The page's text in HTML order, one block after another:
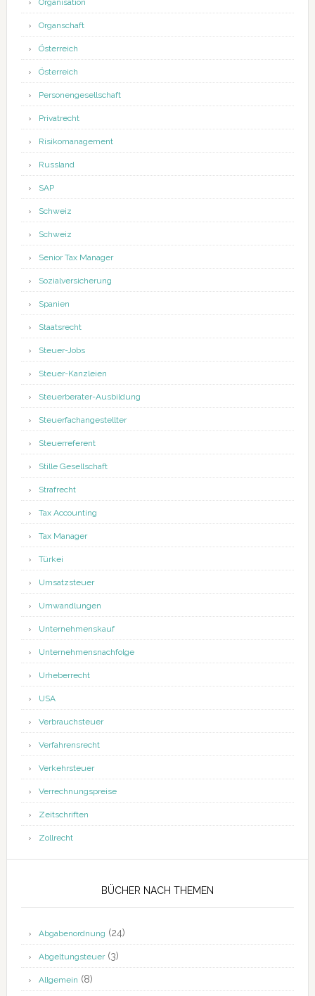
Organisation
Organschaft
Österreich
Österreich
Personengesellschaft
Privatrecht
Risikomanagement
Russland
SAP
Schweiz
Schweiz
Senior Tax Manager
Sozialversicherung
Spanien
Staatsrecht
Steuer-Jobs
Steuer-Kanzleien
Steuerberater-Ausbildung
Steuerfachangestellter
Steuerreferent
Stille Gesellschaft
Strafrecht
Tax Accounting
Tax Manager
Türkei
Umsatzsteuer
Umwandlungen
Unternehmenskauf
Unternehmensnachfolge
Urheberrecht
USA
Verbrauchsteuer
Verfahrensrecht
Verkehrsteuer
Verrechnungspreise
Zeitschriften
Zollrecht
BÜCHER NACH THEMEN
Abgabenordnung (24)
Abgeltungsteuer(3)
Allgemein (8)